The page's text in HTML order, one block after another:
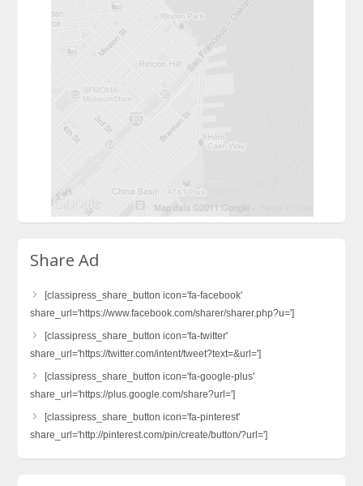
Share Ad
[classipress_share_button icon='fa-facebook'
share_url='https://www.facebook.com/sharer/sharer.php?u=']
[classipress_share_button icon='fa-twitter'
share_url='https://twitter.com/intent/tweet?text=&url=']
[classipress_share_button icon='fa-google-plus'
share_url='https://plus.google.com/share?url=']
[classipress_share_button icon='fa-pinterest'
share_url='http://pinterest.com/pin/create/button/?url=']